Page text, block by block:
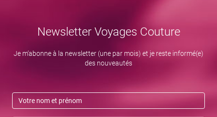
Newsletter Voyages Couture
Je m’abonne à la newsletter (une par mois) et je reste informé(e)
des nouveautés